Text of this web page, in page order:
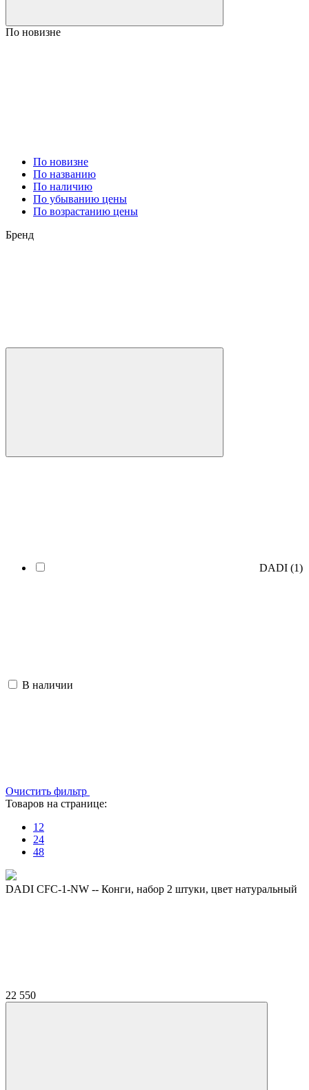
По новизне
По новизне
По названию
По наличию
По убыванию цены
По возрастанию цены
Бренд
DADI (1)
В наличии
Очистить фильтр
Товаров на странице:
12
24
48
DADI CFC-1-NW -- Конги, набор 2 штуки, цвет натуральный
22 550